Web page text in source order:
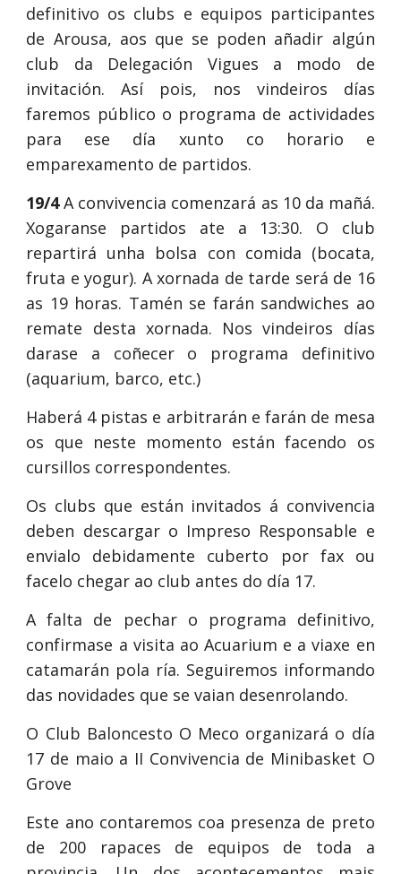
definitivo os clubs e equipos participantes
de Arousa, aos que se poden añadir algún
club da Delegación Vigues a modo de
invitación. Así pois, nos vindeiros días
faremos público o programa de actividades
para ese día xunto co horario e
emparexamento de partidos.
19/4A convivencia comenzará as 10 da mañá.
Xogaranse partidos ate a 13:30. O club
repartirá unha bolsa con comida (bocata,
fruta e yogur). A xornada de tarde será de 16
as 19 horas. Tamén se farán sandwiches ao
remate desta xornada. Nos vindeiros días
darase a coñecer o programa definitivo
(aquarium, barco, etc.)
Haberá 4 pistas e arbitrarán e farán de mesa
os que neste momento están facendo os
cursillos correspondentes.
Os clubs que están invitados á convivencia
deben descargar o Impreso Responsable e
envialo debidamente cuberto por fax ou
facelo chegar ao club antes do día 17.
A falta de pechar o programa definitivo,
confirmase a visita ao Acuarium e a viaxe en
catamarán pola ría. Seguiremos informando
das novidades que se vaian desenrolando.
O Club Baloncesto O Meco organizará o día
17 de maio a II Convivencia de Minibasket O
Grove
Este ano contaremos coa presenza de preto
de 200 rapaces de equipos de toda a